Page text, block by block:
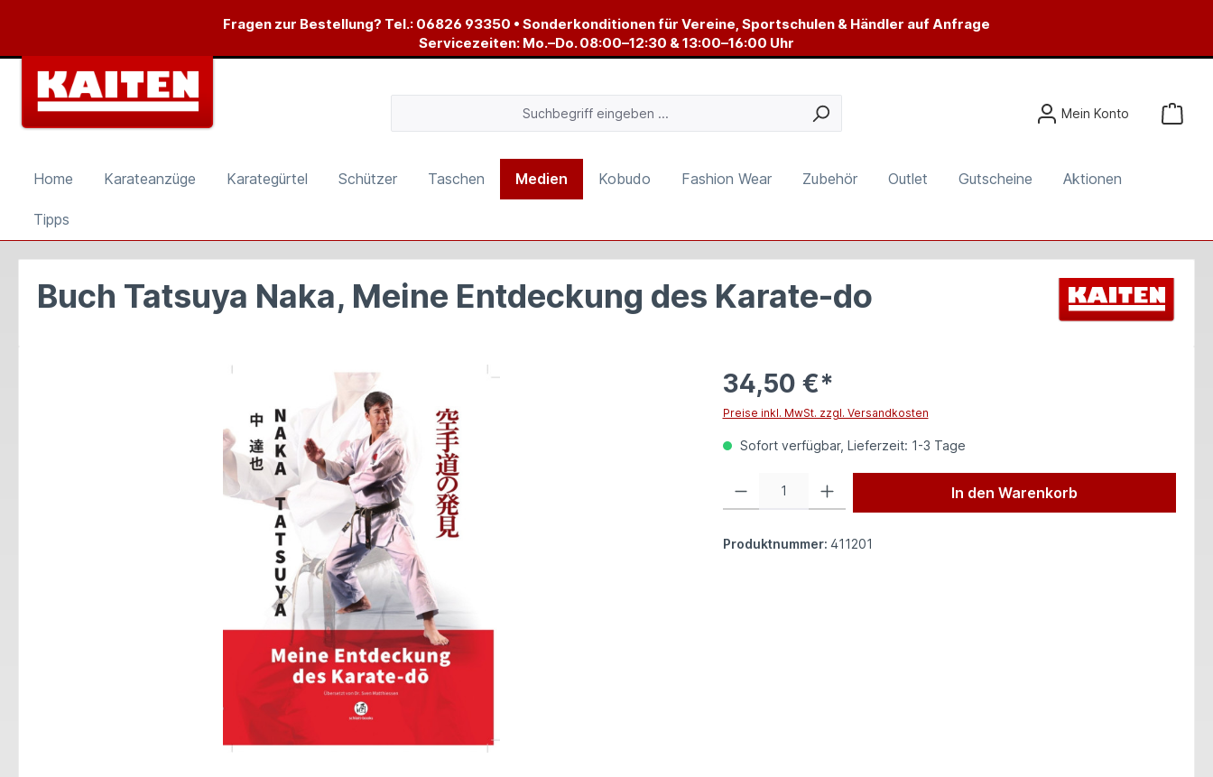
Zur Hauptnavigation springenFragen zur Bestellung? Tel.: 06826 93350 • Sonderkonditionen für Vereine, Sportschulen & Händler auf Anfrage
Servicezeiten: Mo.–Do. 08:00–12:30 & 13:00–16:00 Uhr
Mein Konto
Home Karateanzüge Karategürtel Schützer Taschen Medien Kobudo Fashion Wear Zubehör Outlet Gutscheine Aktionen
Tipps
Buch Tatsuya Naka, Meine Entdeckung des Karate-do
34,50 €*
Preise inkl. MwSt. zzgl. Versandkosten
Sofort verfügbar, Lieferzeit: 1-3 Tage
In den Warenkorb
Produktnummer: 411201